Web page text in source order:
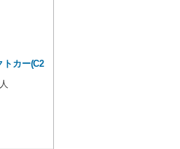
トカー(C2